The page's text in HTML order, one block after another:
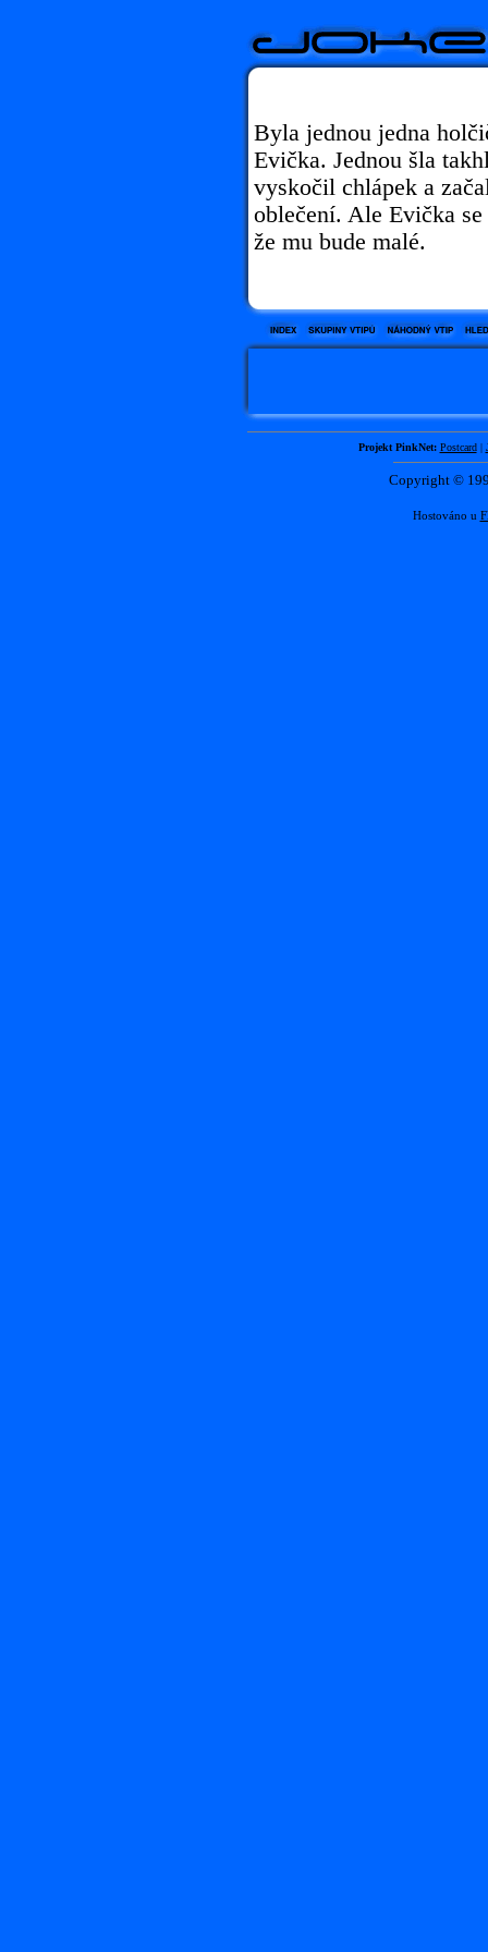
Byla jednou jedna
Evička. Jednou šla
vyskočil chlápek a
oblečení. Ale Evička
že mu bude malé.
Projekt PinkNet: Postcard|
Copyright ©
Hostováno u